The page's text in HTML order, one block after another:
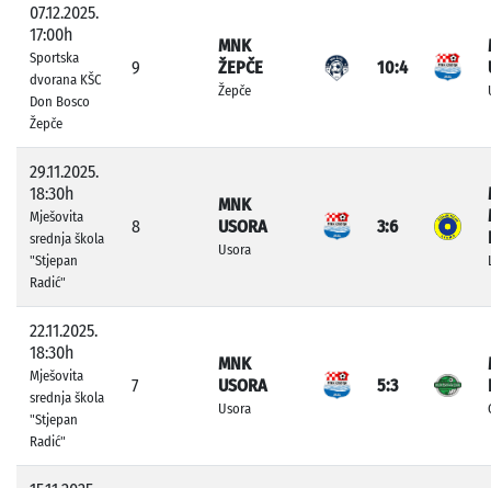
07.12.2025.
17:00h
Sportska
dvorana KŠC
Don Bosco
Žepče
9
MNK
ŽEPČE
Žepče
10:4
29.11.2025.
18:30h
Mješovita
srednja škola
"Stjepan
Radić"
8
MNK
USORA
Usora
3:6
22.11.2025.
18:30h
Mješovita
srednja škola
"Stjepan
Radić"
7
MNK
USORA
Usora
5:3